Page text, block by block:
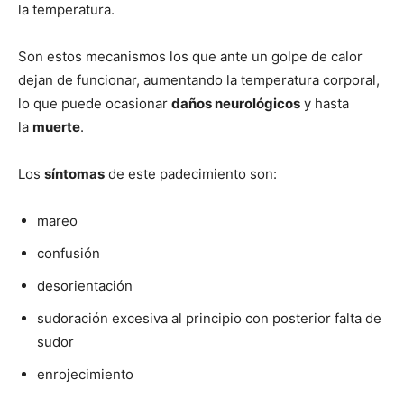
la temperatura.
Son estos mecanismos los que ante un golpe de calor
dejan de funcionar, aumentando la temperatura corporal,
lo que puede ocasionar daños neurológicos y hasta
la muerte.
Los síntomas de este padecimiento son:
mareo
confusión
desorientación
sudoración excesiva al principio con posterior falta de
sudor
enrojecimiento